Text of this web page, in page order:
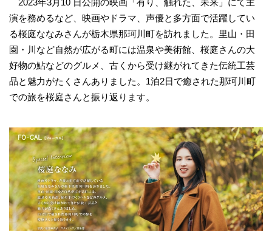
演を務めるなど、映画やドラマ、声優と多方面で活躍してい
る桜庭ななみさんが栃木県那珂川町を訪れました。里山・田
園・川など自然が広がる町には温泉や美術館、桜庭さんの大
好物の鮎などのグルメ、古くから受け継がれてきた伝統工芸
品と魅力がたくさんありました。1泊2日で癒された那珂川町
での旅を桜庭さんと振り返ります。